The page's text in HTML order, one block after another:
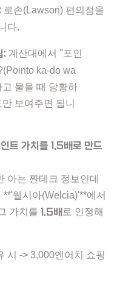
로손(Lawson) 편의점을
다.
: 계산대에서 "포인
ka-do wa
물을 때 당황하
보여주면 됩니
트 가치를 1.5배로 만드
아는 짠테크 정보인데
웰시아(Welcia)'**에서
가치를 1.5배 로 인정해
시 -> 3,000엔어치 쇼핑